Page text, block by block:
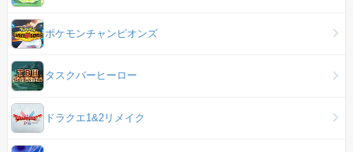
ポケモンチャンピオンズ
タスクバーヒーロー
ドラクエ1&2リメイク